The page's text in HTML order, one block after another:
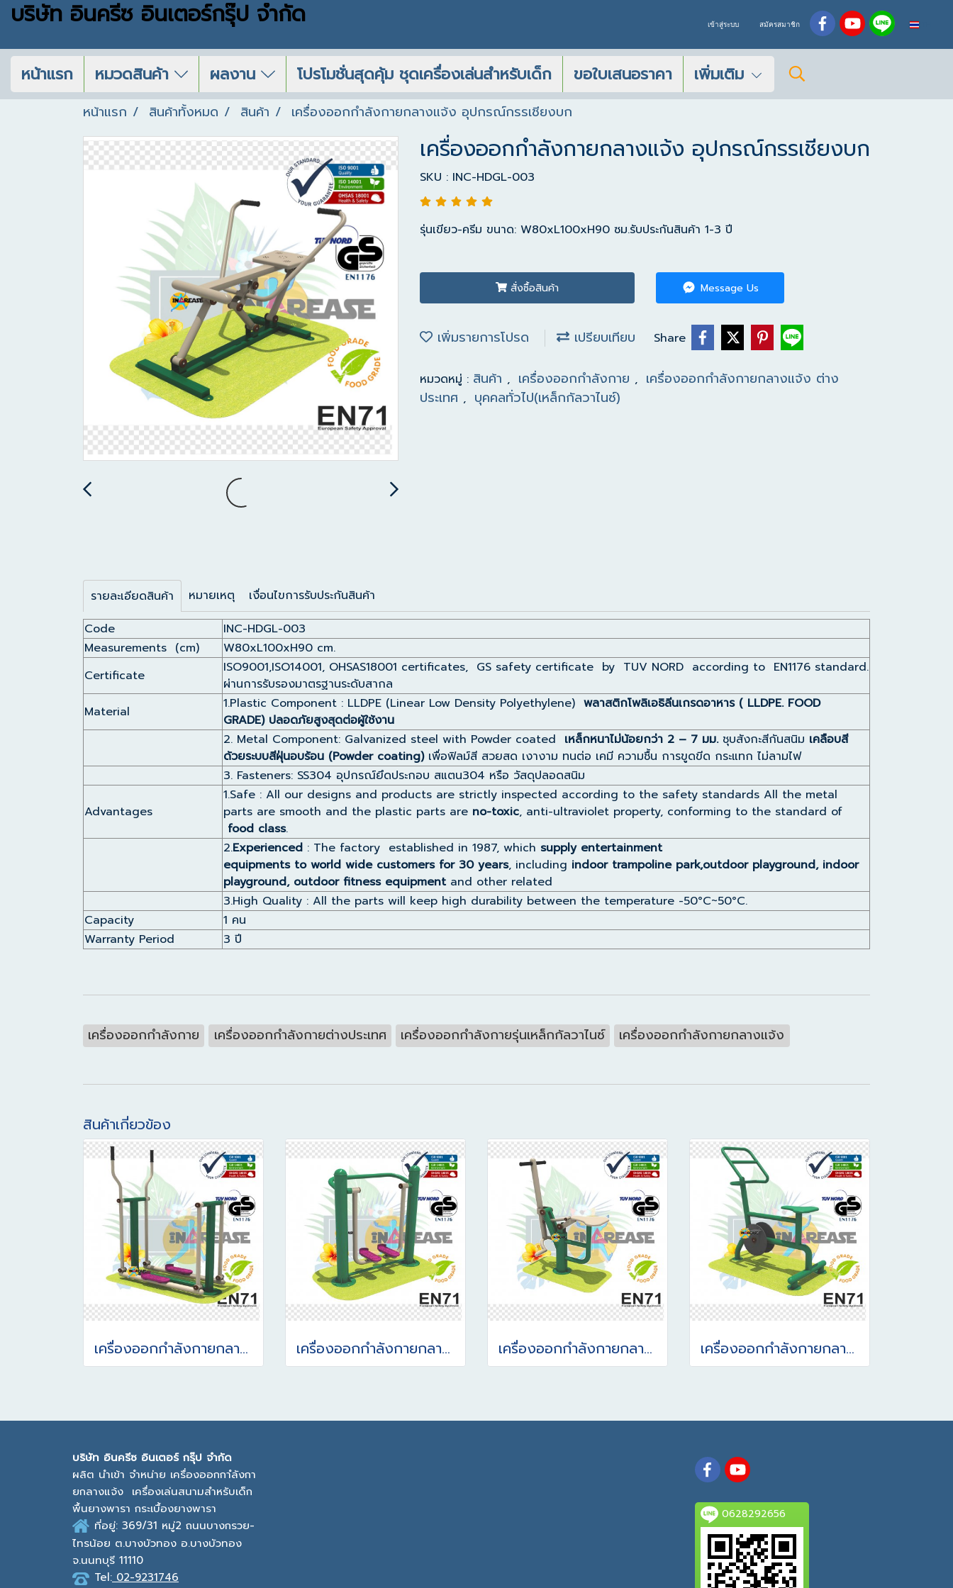
บริษัท อินครีซ อินเตอร์กรุ๊ป จำกัด เข้าสู่ระบบ สมัครสมาชิก
หน้าแรก หมวดสินค้า ผลงาน โปรโมชั่นสุดคุ้ม ชุดเครื่องเล่นสำหรับเด็ก ขอใบเสนอราคา เพิ่มเติม
หน้าแรก สินค้าทั้งหมด สินค้า เครื่องออกกำลังกายกลางแจ้ง อุปกรณ์กรรเชียงบก
เครื่องออกกำลังกายกลางแจ้ง อุปกรณ์กรรเชียงบก
SKU : INC-HDGL-003
รุ่นเขียว-ครีม ขนาด: W80xL100xH90 ซม.รับประกันสินค้า 1-3 ปี
สั่งซื้อสินค้า Message Us
เพิ่มรายการโปรด เปรียบเทียบ Share
หมวดหมู่ : สินค้า , เครื่องออกกำลังกาย , เครื่องออกกำลังกายกลางแจ้ง ต่าง
ประเทศ , บุคคลทั่วไป(เหล็กกัลวาไนซ์)
รายละเอียดสินค้า หมายเหตุ
เงื่อนไขการรับประกันสินค้า
Code
INC-HDGL-003
Measurements (cm)
W80xL100xH90 cm.
Certificate
ISO9001,ISO14001, OHSAS18001 certificates, GS safety certificate by TUV NORD according to EN1176 standard.
ผ่านการรับรองมาตรฐานระดับสากล
Material
1.Plastic Component : LLDPE (Linear Low Density Polyethylene) พลาสติกโพลิเอธิลีนเกรดอาหาร ( LLDPE. FOOD
GRADE) ปลอดภัยสูงสุดต่อผู้ใช้งาน
2. Metal Component: Galvanized steel with Powder coated เหล็กหนาไม่น้อยกว่า 2 – 7 มม.ชุบสังกะสีกันสนิม เคลือบสี
ด้วยระบบสีฝุ่นอบร้อน (Powder coating)เพื่อฟิลม์สี สวยสด เงางาม ทนต่อ เคมี ความชื้น การขูดขีด กระแทก ไม่ลามไฟ
3. Fasteners: SS304 อุปกรณ์ยึดประกอบ สแตน304 หรือ วัสดุปลอดสนิม
Advantages
1.Safe : All our designs and products are strictly inspected according to the safety standards All the metal
parts are smooth and the plastic parts are no-toxic, anti-ultraviolet property, conforming to the standard of
food class.
2.Experienced : The factory established in 1987, which supply entertainment
equipments to world wide customers for 30 years, including indoor trampoline park,outdoor playground, indoor
playground, outdoor fitness equipment and other related
3.High Quality : All the parts will keep high durability between the temperature -50°C~50°C.
Capacity
1 คน
Warranty Period
3 ปี
เครื่องออกกำลังกาย เครื่องออกกำลังกายต่างประเทศ เครื่องออกกำลังกายรุ่นเหล็กกัลวาไนซ์ เครื่องออกกำลังกายกลางแจ้ง
สินค้าเกี่ยวข้อง
เครื่องออกกำลังกายกลางแจ้ง อุปกรณ์สกีอากาศ เครื่องออกกำลังกายกลางแจ้ง อุปกรณ์ก้าวเดินอากาศ เครื่องออกกำลังกายกลางแจ้ง อุปกรณ์จักรยานโยกตัว เครื่องออกกำลังกายกลางแจ้ง อุปกรณ์จักรยานนั่งตรงปั่น(แบบไร้น้ำหนัก)
บริษัท อินครีซ อินเตอร์ กรุ๊ป จำกัด
ผลิต นำเข้า จำหน่าย เครื่องออกกาํลังกา
ยกลางแจ้ง เครื่องเล่นสนามสำหรับเด็ก
พื้นยางพารา กระเบื้องยางพารา
ที่อยู่: 369/31 หมู่2 ถนนบางกรวย-
ไทรน้อย ต.บางบัวทอง อ.บางบัวทอง
จ.นนทบุรี 11110
Tel: 02-9231746
0628292656